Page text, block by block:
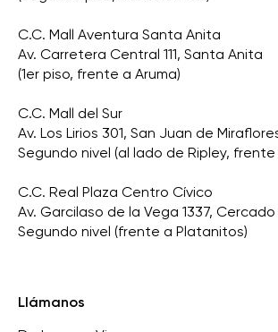
C.C. Mall Aventura Santa Anita
Av. Carretera Central 111, Santa Anita
(1er piso, frente a Aruma)
C.C. Mall del Sur
Av. Los Lirios 301, San Juan de
Segundo nivel (al lado de Ripley,
C.C. Real Plaza Centro Cívico
Av. Garcilaso de la Vega 1337, Cercado
Segundo nivel (frente a Platanitos)
Llámanos